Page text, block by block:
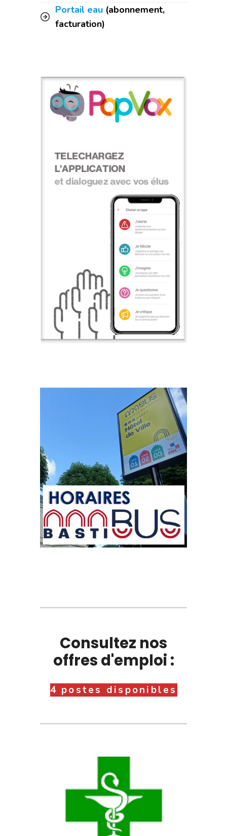
Portail eau (abonnement,
facturation)
Consultez nos
offres d'emploi :
4 postes disponibles